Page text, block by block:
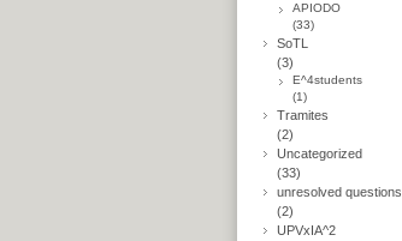
APIODO
(33)
SoTL
(3)
E^4students
(1)
Tramites
(2)
Uncategorized
(33)
unresolved questions
(2)
UPVxIA^2